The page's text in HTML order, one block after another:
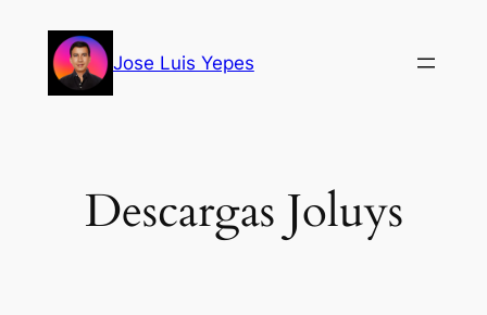
contenido
Jose Luis Yepes
Descargas Joluys